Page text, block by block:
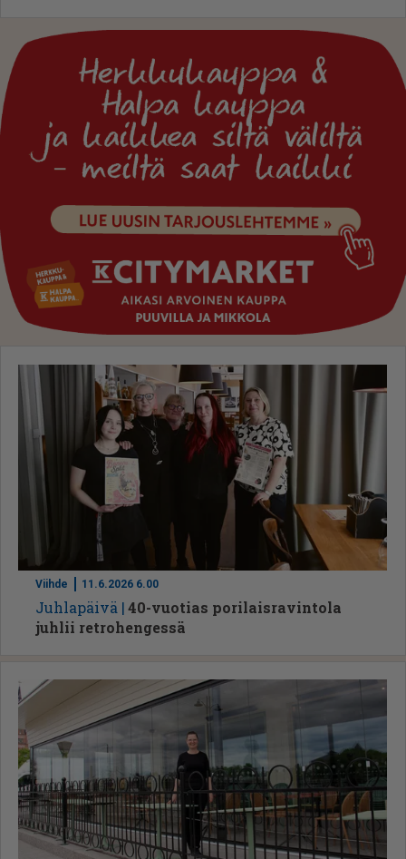
Viihde 11.6.2026 6.00
Juh­la­päi­vä 40-vuotias porilaisravintola
juhlii retrohengessä